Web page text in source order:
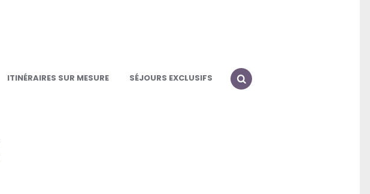
ITINÉRAIRES SUR MESURE
SÉJOURS EXCLUSIFS